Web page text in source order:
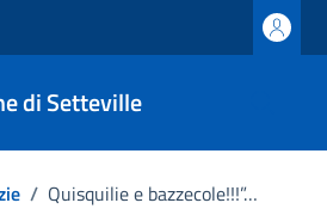
di Setteville
/ Quisquilie e bazzecole!!!”…